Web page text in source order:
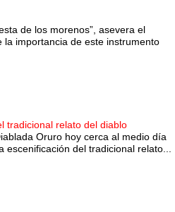
de los morenos”, asevera el
la importancia de este instrumento
tradicional relato del diablo
Oruro hoy cerca al medio día
del tradicional relato...